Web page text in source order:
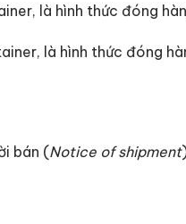
là hình thức đóng
là hình thức đóng
bán (Notice of shipment